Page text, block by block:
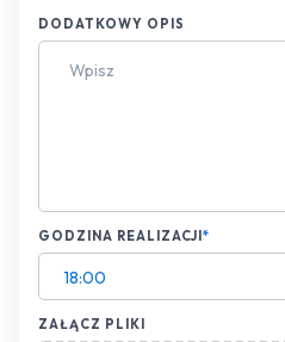
DODATKOWY OPIS
GODZINA REALIZACJI *
18:00
ZAŁĄCZ PLIKI